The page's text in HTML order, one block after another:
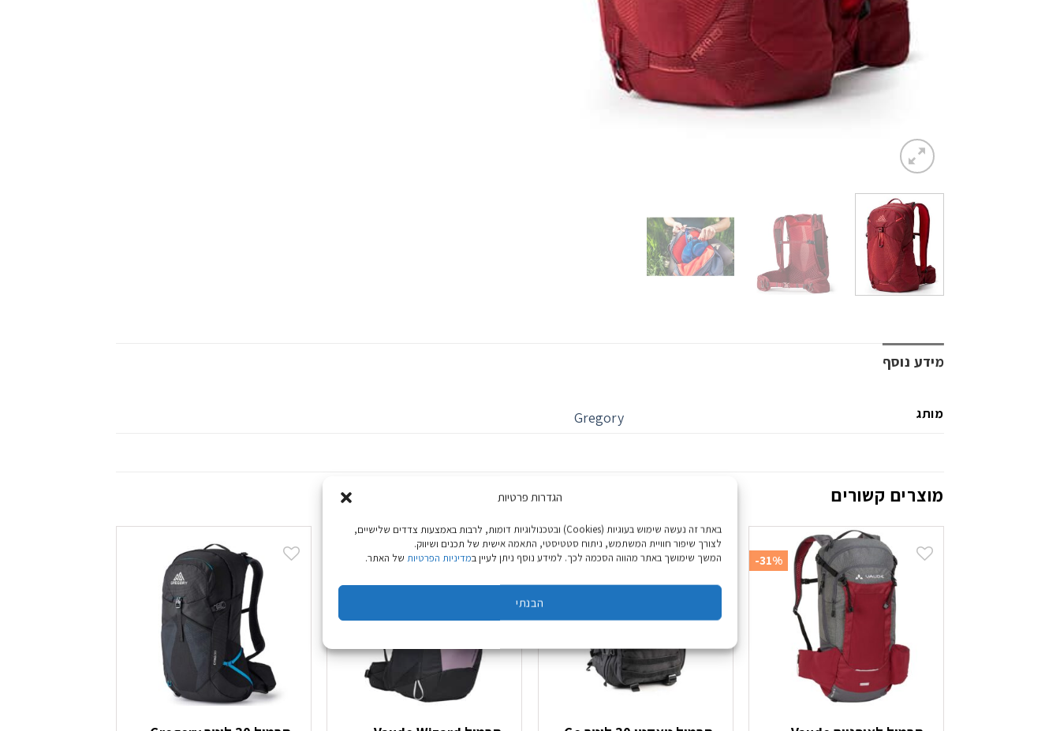
הגדרות פרטיות
באתר זה נעשה שימוש בעוגיות (Cookies) ובטכנולוגיות דומות, לרבות באמצעות צדדים שלישיים,
לצורך שיפור חוויית המשתמש, ניתוח סטטיסטי, התאמה אישית של תכנים ושיווק.
המשך שימושך באתר מהווה הסכמה לכך. למידע נוסף ניתן לעיין במדיניות הפרטיות של האתר.
הבנתי
מידע נוסף
מותג Gregory
מוצרים קשורים
-31%